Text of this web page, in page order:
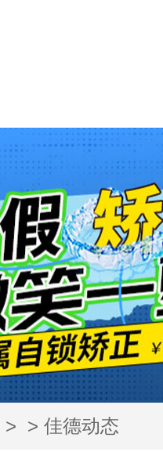
> > 佳德动态